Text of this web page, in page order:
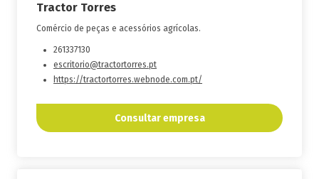
Tractor Torres
Comércio de peças e acessórios agrícolas.
261337130
escritorio@tractortorres.pt
https://tractortorres.webnode.com.pt/
Consultar empresa